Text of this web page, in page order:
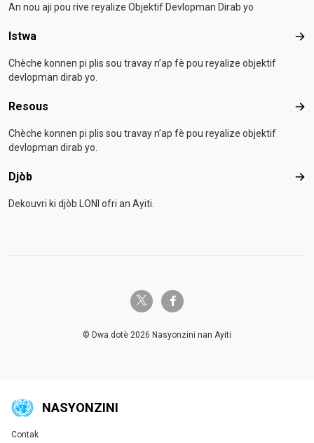
An nou aji pou rive reyalize Objektif Devlopman Dirab yo
Istwa
Chèche konnen pi plis sou travay n’ap fè pou reyalize objektif
devlopman dirab yo.
Resous
Chèche konnen pi plis sou travay n’ap fè pou reyalize objektif
devlopman dirab yo.
Djòb
Dekouvri ki djòb LONI ofri an Ayiti.
twitter-x facebook-f
© Dwa dotè 2026 Nasyonzini nan Ayiti
NASYONZINI
Global U.N. menu
Contak